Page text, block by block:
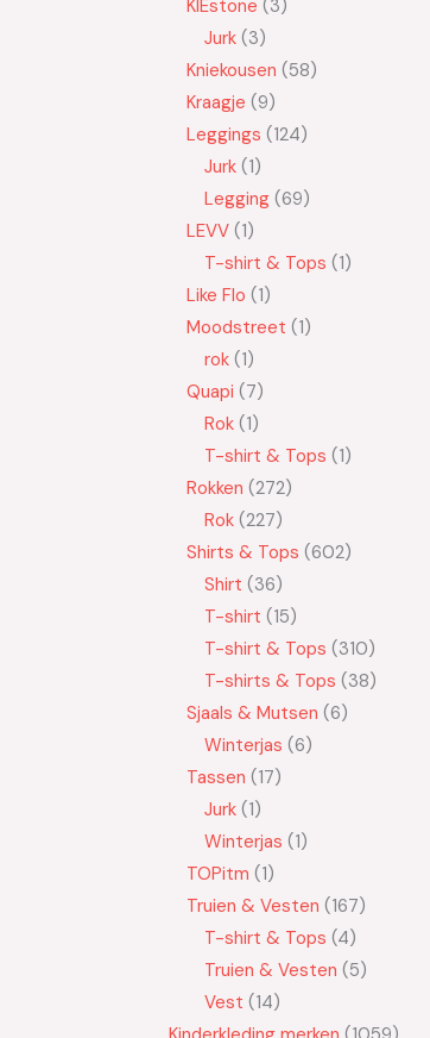
KIEstone 3
Jurk 3
Kniekousen 58
Kraagje 9
Leggings 124
Jurk 1
Legging 69
LEVV 1
T-shirt & Tops 1
Like Flo 1
Moodstreet 1
rok 1
Quapi 7
Rok 1
T-shirt & Tops 1
Rokken 272
Rok 227
Shirts & Tops 602
Shirt 36
T-shirt 15
T-shirt & Tops 310
T-shirts & Tops 38
Sjaals & Mutsen 6
Winterjas 6
Tassen 17
Jurk 1
Winterjas 1
TOPitm 1
Truien & Vesten 167
T-shirt & Tops 4
Truien & Vesten 5
Vest 14